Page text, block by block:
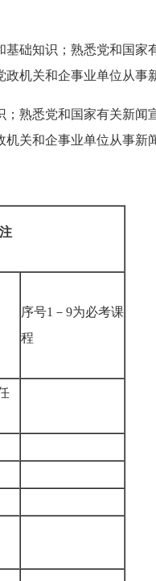
础知识；熟悉党和国家
机关和企事业单位从事
熟悉党和国家有关新闻
关和企事业单位从事新
序号1－9为必考课
程